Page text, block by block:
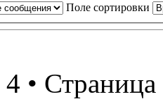
Поле сортировки
• Страница